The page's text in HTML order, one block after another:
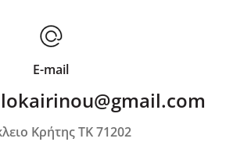
E-mail
Κρήτης ΤΚ 71202